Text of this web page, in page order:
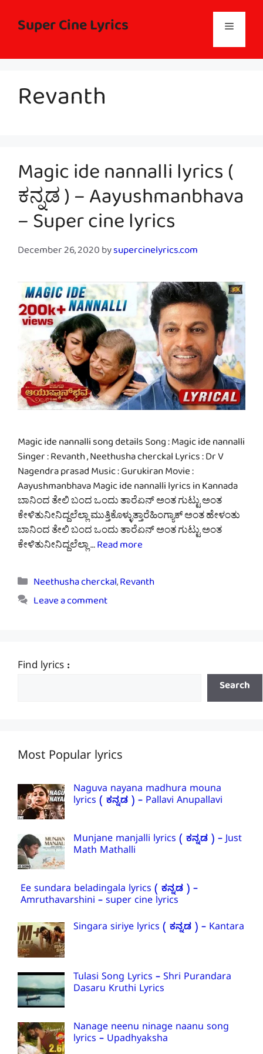
contentSuper Cine Lyrics Menu
Revanth
Magic ide nannalli lyrics (
ಕನ್ನಡ ) – Aayushmanbhava
– Super cine lyrics
December 26, 2020bysupercinelyrics.com
Magic ide nannalli song details Song : Magic ide nannalli
Singer : Revanth , Neethusha cherckal Lyrics : Dr V
Nagendra prasad Music : Gurukiran Movie :
Aayushmanbhava Magic ide nannalli lyrics in Kannada
ಬಾನಿಂದ ತೇಲಿ ಬಂದ ಒಂದು ತಾರೆಏನ್ ಅಂತ ಗುಟ್ಟು ಅಂತ
ಕೇಳಿತುನೀನಿದ್ದಲೆಲ್ಲಾ ಮುತ್ತಿಕೊಳ್ಳುತ್ತಾರೆಹಿಂಗ್ಯಾಕ್ ಅಂತ ಹೇಳಂತು
ಬಾನಿಂದ ತೇಲಿ ಬಂದ ಒಂದು ತಾರೆಏನ್ ಅಂತ ಗುಟ್ಟು ಅಂತ
ಕೇಳಿತುನೀನಿದ್ದಲೆಲ್ಲಾ …Read more
Categories
Neethusha cherckal,Revanth
Leave a comment
Find lyrics :
Search
Most Popular lyrics
Naguva nayana madhura mouna
lyrics ( ಕನ್ನಡ ) – Pallavi Anupallavi
Munjane manjalli lyrics ( ಕನ್ನಡ ) – Just
Math Mathalli
Ee sundara beladingala lyrics ( ಕನ್ನಡ ) –
Amruthavarshini – super cine lyrics
Singara siriye lyrics ( ಕನ್ನಡ ) – Kantara
Tulasi Song Lyrics – Shri Purandara
Dasaru Kruthi Lyrics
Nanage neenu ninage naanu song
lyrics – Upadhyaksha